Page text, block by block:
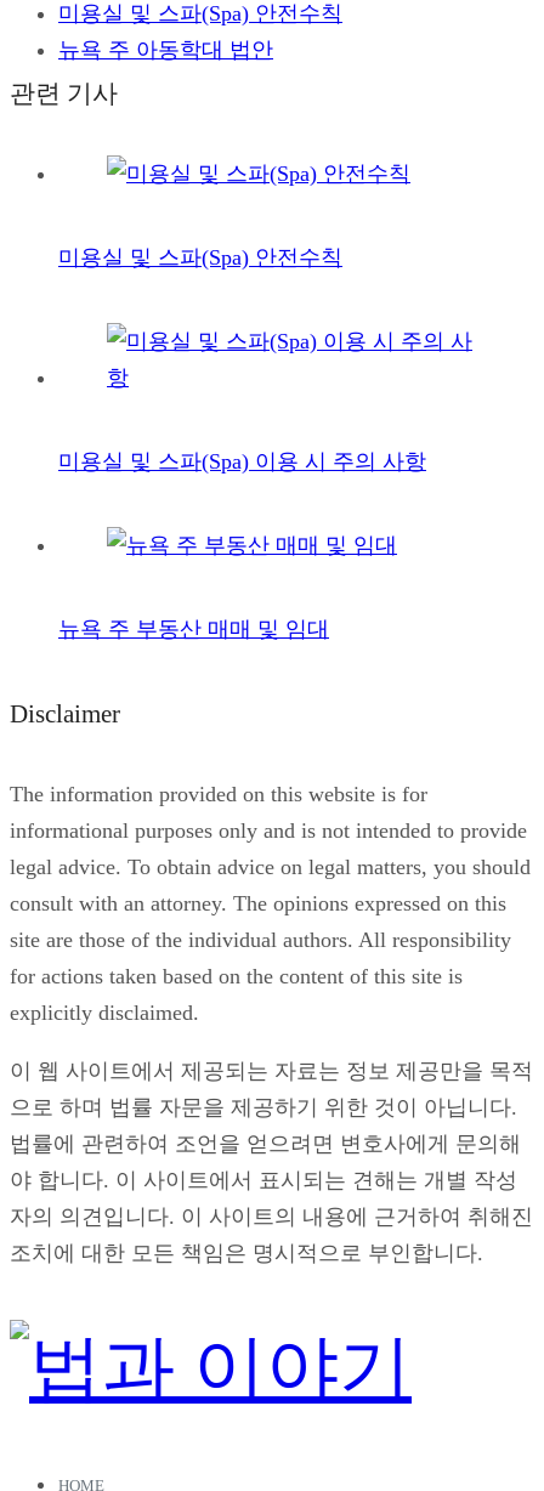
미용실 및 스파(Spa) 안전수칙
뉴욕 주 아동학대 법안
관련 기사
미용실 및 스파(Spa) 안전수칙
미용실 및 스파(Spa) 이용 시 주의 사항
뉴욕 주 부동산 매매 및 임대
Disclaimer
The information provided on this website is for
informational purposes only and is not intended to provide
legal advice. To obtain advice on legal matters, you should
consult with an attorney. The opinions expressed on this
site are those of the individual authors. All responsibility
for actions taken based on the content of this site is
explicitly disclaimed.
이 웹 사이트에서 제공되는 자료는 정보 제공만을 목적
으로 하며 법률 자문을 제공하기 위한 것이 아닙니다.
법률에 관련하여 조언을 얻으려면 변호사에게 문의해
야 합니다. 이 사이트에서 표시되는 견해는 개별 작성
자의 의견입니다. 이 사이트의 내용에 근거하여 취해진
조치에 대한 모든 책임은 명시적으로 부인합니다.
HOME